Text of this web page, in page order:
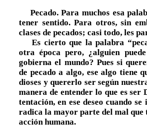
Pecado. Para muchos esa
tener sentido. Para otros, sin
clases de pecados; casi todo, les
Es cierto que la palabra
otra época pero, ¿alguien
gobierna el mundo? Pues si
de pecado a algo, ese algo tiene
dioses y quererlo ser según
manera de entender lo que es ser
tentación, en ese deseo cuando
radica la mayor parte del mal que
acción humana.